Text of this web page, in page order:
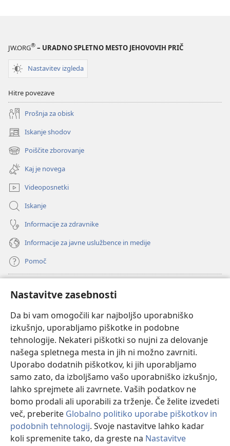
Nastavitve zasebnosti
Da bi vam omogočili kar najboljšo uporabniško
izkušnjo, uporabljamo piškotke in podobne
tehnologije. Nekateri piškotki so nujni za delovanje
našega spletnega mesta in jih ni možno zavrniti.
Uporabo dodatnih piškotkov, ki jih uporabljamo
samo zato, da izboljšamo vašo uporabniško izkušnjo,
lahko sprejmete ali zavrnete. Vaših podatkov ne
bomo prodali ali uporabili za trženje. Če želite izvedeti
več, preberite Globalno politiko uporabe piškotkov in
podobnih tehnologij. Svoje nastavitve lahko kadar
koli spremenite tako, da greste na Nastavitve
JW.ORG® – URADNO SPLETNO MESTO JEHOVOVIH PRIČ
Nastavitev izgleda
Hitre povezave
Prošnja za obisk
Iskanje shodov
(odpre
novo
okno)
Poiščite zborovanje
(odpre
novo
okno)
Kaj je novega
Videoposnetki
Iskanje
Informacije za zdravnike
Informacije za javne uslužbence in medije
Pomoč
(odpre
novo
okno) Watchtowerjeva SPLETNA KNJIŽNICA™
(odpre
novo
okno) JW Hub
(odpre
novo
okno)JW Library
Watchtower Library
Copyright© 2026 Watch Tower Bible and Tract Society of Pennsylvania.